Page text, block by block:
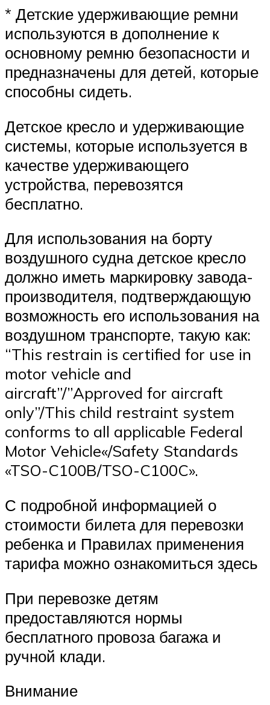
* Детские удерживающие ремни
используются в дополнение к
основному ремню безопасности и
предназначены для детей, которые
способны сидеть.
Детское кресло и удерживающие
системы, которые используется в
качестве удерживающего
устройства, перевозятся
бесплатно.
Для использования на борту
воздушного судна детское кресло
должно иметь маркировку завода-
производителя, подтверждающую
возможность его использования на
воздушном транспорте, такую как:
“This restrain is certified for use in
motor vehicle and
aircraft”/”Approved for aircraft
only”/This child restraint system
conforms to all applicable Federal
Motor Vehicle«/Safety Standards
«TSO-C100B/TSO-C100C».
С подробной информацией о
стоимости билета для перевозки
ребенка и Правилах применения
тарифа можно ознакомиться здесь
При перевозке детям
предоставляются нормы
бесплатного провоза багажа и
ручной клади.
Внимание